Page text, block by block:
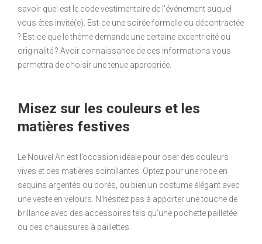
savoir quel est le code vestimentaire de l’événement auquel
vous êtes invité(e). Est-ce une soirée formelle ou décontractée
? Est-ce que le thème demande une certaine excentricité ou
originalité ? Avoir connaissance de ces informations vous
permettra de choisir une tenue appropriée.
Misez sur les couleurs et les
matières festives
Le Nouvel An est l’occasion idéale pour oser des couleurs
vives et des matières scintillantes. Optez pour une robe en
sequins argentés ou dorés, ou bien un costume élégant avec
une veste en velours. N’hésitez pas à apporter une touche de
brillance avec des accessoires tels qu’une pochette pailletée
ou des chaussures à paillettes.